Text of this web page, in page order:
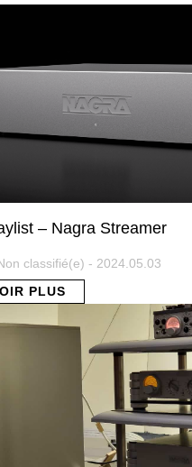
– Nagra Streamer
classifié(e) - 2024.05.03
PLUS